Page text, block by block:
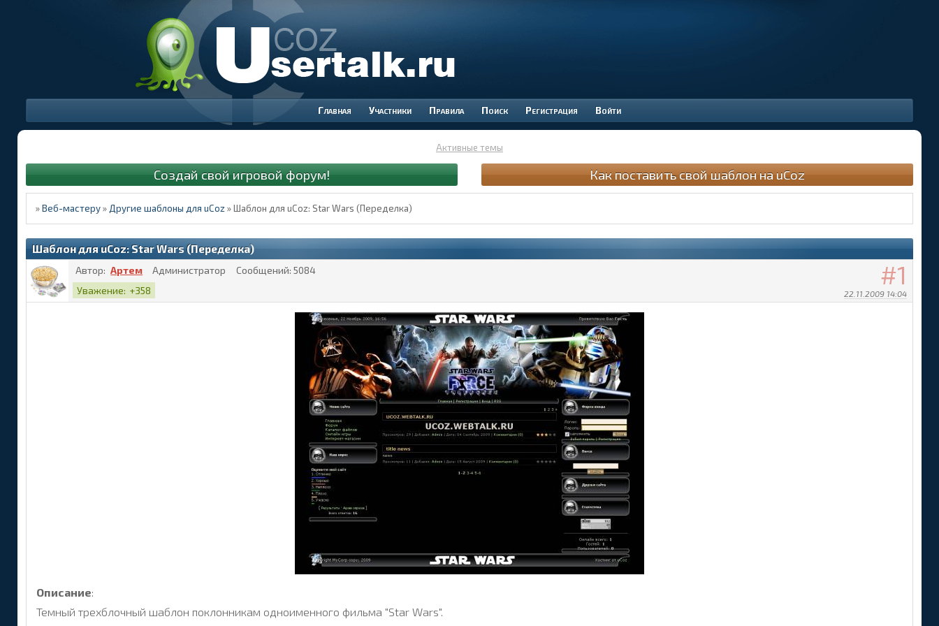
Участники Правила Поиск Регистрация Войти
Активные темы
Создай свой игровой форум! Как поставить свой шаблон на uCoz
»Веб-мастеру »Другие шаблоны для uCoz »Шаблон для uCoz: Star Wars (Переделка)
Шаблон для uCoz: Star Wars (Переделка)
1
22.11.2009 14:04
Автор: Артем Администратор Сообщений: 5084
Уважение: +358
Описание:
Темный трехблочный шаблон поклонникам одноименного фильма "Star Wars".